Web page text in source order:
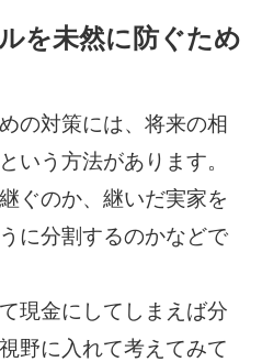
を未然に防ぐため
の対策には、将来の相
いう方法があります。
ぐのか、継いだ実家を
に分割するのかなどで
現金にしてしまえば分
野に入れて考えてみて